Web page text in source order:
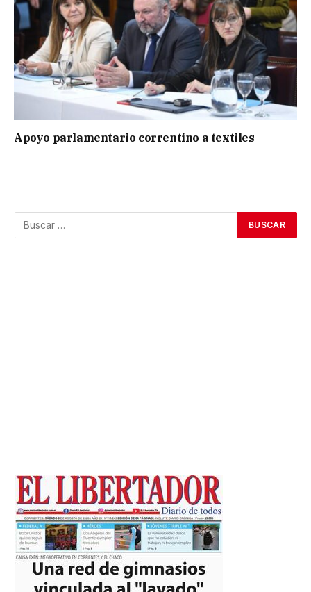
Apoyo parlamentario correntino a textiles